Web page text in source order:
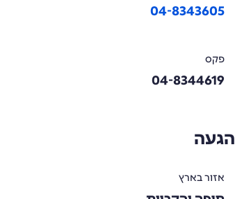
04-8343605
פקס
04-8344619
הגעה
אזור בארץ